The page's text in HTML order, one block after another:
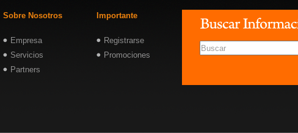
Sobre Nosotros
Empresa
Servicios
Partners
Importante
Registrarse
Promociones